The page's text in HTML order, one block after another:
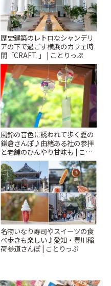
歴史建築のレトロなシャンデリ
アの下で過ごす横浜のカフェ時
間「CRAFT. 」 | ことりっぷ
風鈴の音色に誘われて歩く夏の
鎌倉さんぽ♪由緒ある社の参拝
と老舗のひんやり甘味も | こと
りっぷ
名物いなり寿司やスイーツの食
べ歩きも楽しい♪愛知・豊川稲
荷参道さんぽ | ことりっぷ